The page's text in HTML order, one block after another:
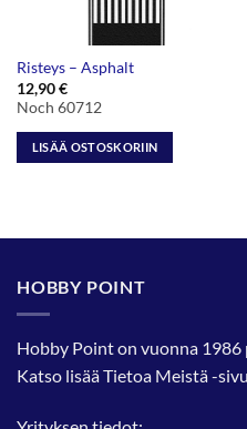
Risteys – Asphalt
12,90€
Noch 60712
LISÄÄ OSTOSKORIIN
HOBBY POINT
Hobby Point on vuonna
Katso lisääTietoa Meistä-